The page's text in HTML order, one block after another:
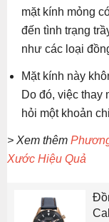
mặt kính mỏng
đến tình trạng
như các loại
Mặt kính này
Do đó, việc thay
hỏi một khoản
> Xem thêm
Xước Hiệu Quả